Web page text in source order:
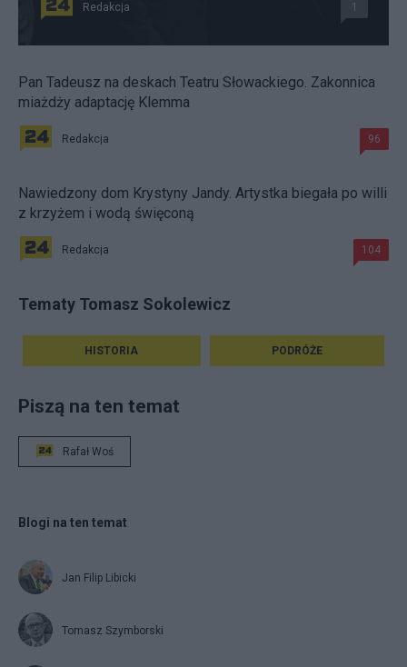
Redakcja 1
Pan Tadeusz na deskach Teatru Słowackiego. Zakonnica
miażdży adaptację Klemma
Redakcja 96
Nawiedzony dom Krystyny Jandy. Artystka biegała po willi
z krzyżem i wodą święconą
Redakcja 104
Tematy Tomasz Sokolewicz
HISTORIA PODRÓŻE
Piszą na ten temat
Rafał Woś
Blogi na ten temat
Jan Filip Libicki
Tomasz Szymborski